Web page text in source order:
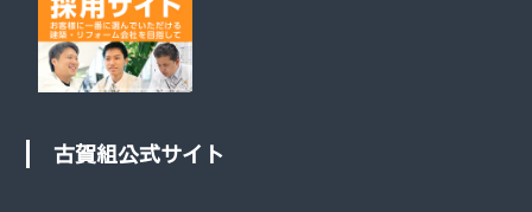
古賀組公式サイト